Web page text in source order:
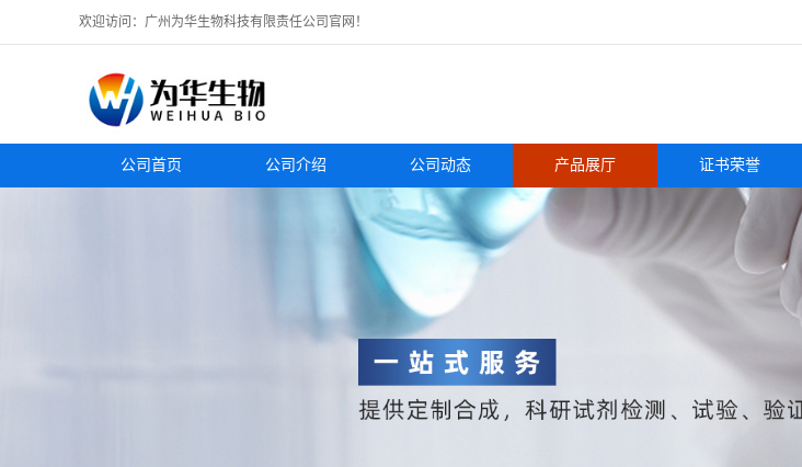
欢迎访问：广州为华生物科技有限责任公司官网！
公司首页 公司介绍 公司动态 产品展厅 证书荣誉